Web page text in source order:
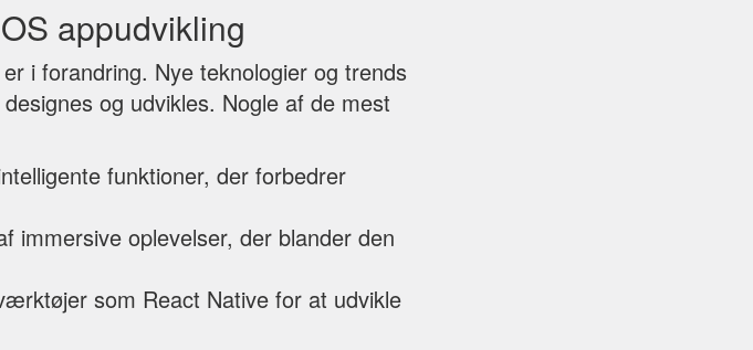
appudvikling
i forandring. Nye teknologier og trends
og udvikles. Nogle af de mest
funktioner, der forbedrer
immersive oplevelser, der blander den
som React Native for at udvikle